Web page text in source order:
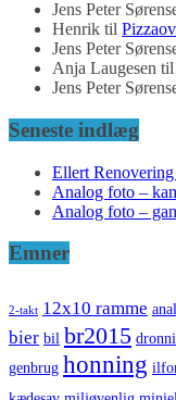
Jens Peter
Henrik til
Jens Peter
Anja Laugesen til
Jens Peter
Seneste indlæg
Ellert
Analog foto –
Analog foto –
Emner
2-takt 12x10 ramme
bier bil br2015
genbrug honning